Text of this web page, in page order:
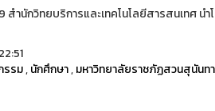
สำนักวิทยบริการและเทคโนโลยีสารสนเทศ
รรม,นักศึกษา,มหาวิทยาลัยราชภัฏสวนสุนันทา